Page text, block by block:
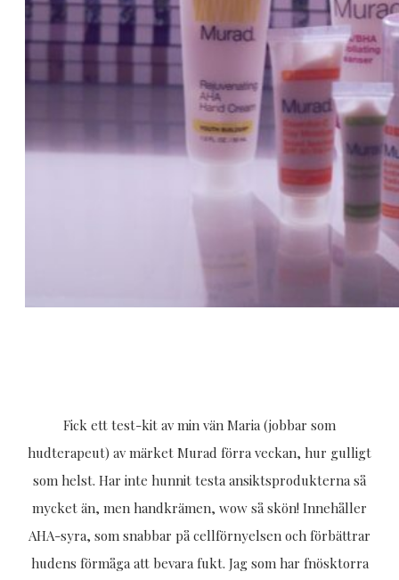
Fick ett test-kit av min vän Maria (jobbar som
hudterapeut) av märket Murad förra veckan, hur gulligt
som helst. Har inte hunnit testa ansiktsprodukterna så
mycket än, men handkrämen, wow så skön! Innehåller
AHA-syra, som snabbar på cellförnyelsen och förbättrar
hudens förmåga att bevara fukt. Jag som har fnösktorra